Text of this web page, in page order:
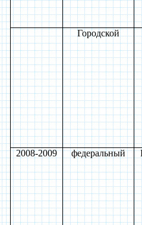
Городской
2008-2009 федеральный